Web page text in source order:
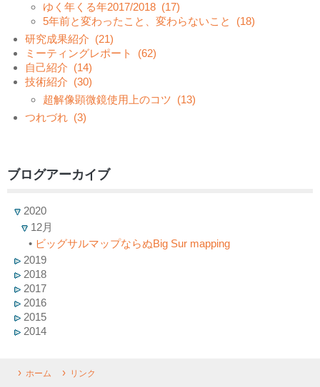
ゆく年くる年2017/2018 (17)
5年前と変わったこと、変わらないこと
(18)
研究成果紹介 (21)
ミーティングレポート
(62)
自己紹介 (14)
技術紹介 (30)
超解像顕微鏡使用上のコツ (13)
つれづれ (3)
ブログアーカイブ
2020
12月
• ビッグサルマップならぬBig Sur mapping
2019
2018
2017
2016
2015
2014
ホーム リンク